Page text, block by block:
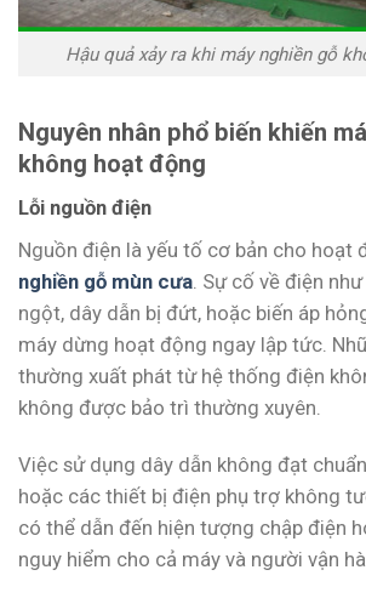
Hậu quả xảy ra khi máy nghiền gỗ
Nguyên nhân phổ biến khiến
không hoạt động
Lỗi nguồn điện
Nguồn điện là yếu tố cơ bản cho hoạt
nghiền gỗ mùn cưa . Sự cố về điện
ngột, dây dẫn bị đứt, hoặc biến áp
máy dừng hoạt động ngay lập tức.
thường xuất phát từ hệ thống điện
không được bảo trì thường xuyên.
Việc sử dụng dây dẫn không đạt
hoặc các thiết bị điện phụ trợ không
có thể dẫn đến hiện tượng chập điện
nguy hiểm cho cả máy và người vận